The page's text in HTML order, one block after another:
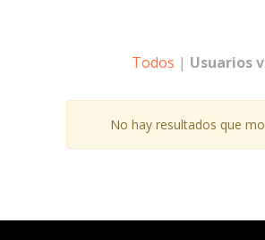
Todos | Usuarios
No hay resultados que